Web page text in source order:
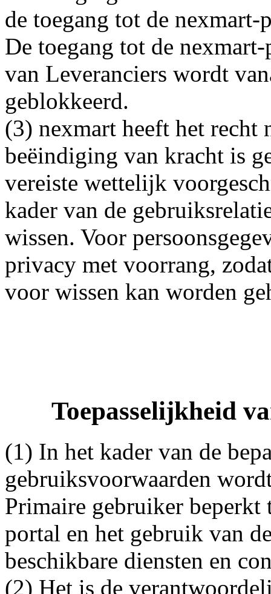
de toegang tot de
De toegang tot de
van Leveranciers wordt
geblokkeerd.
(3) nexmart heeft het recht
beëindiging van kracht is
vereiste wettelijk
kader van de
wissen. Voor
privacy met voorrang,
voor wissen kan worden
Toepasselijkheid
(1) In het kader van de
gebruiksvoorwaarden
Primaire gebruiker beperkt
portal en het gebruik van
beschikbare diensten en
(2) Het is de